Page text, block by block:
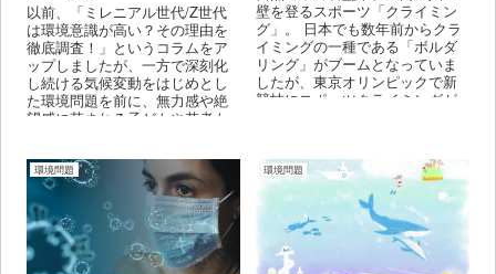
以前、「ミレニアル世代/Z世代
は環境意識が高い？その理由を
徹底調査！」というコラムをア
ップしましたが、一方で深刻化
し続ける気候変動をはじめとし
た環境問題を前に、無力感や絶
望感に苛まれる子どもや若者も
10ヶ国の16~25歳を対象に行っ
た調査によると、約45％の若者
が「気候変動は日常生活や社会
活動に悪影響を与えている」と
感じていることが分かっていま
す。
壁を登るスポーツ「クライミン
グ」。 日本でも数年前からクラ
イミングの一種である「ボルダ
リング」がブームとなっていま
したが、東京オリンピックで新
競技にスポーツクライミングが
環境問題 環境問題